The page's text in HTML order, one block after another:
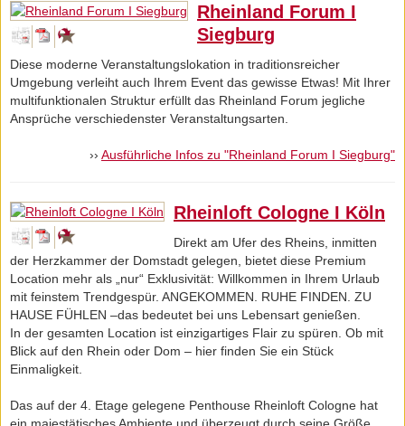
Rheinland Forum I
Siegburg
Diese moderne Veranstaltungslokation in traditionsreicher
Umgebung verleiht auch Ihrem Event das gewisse Etwas! Mit Ihrer
multifunktionalen Struktur erfüllt das Rheinland Forum jegliche
Ansprüche verschiedenster Veranstaltungsarten.
›› Ausführliche Infos zu "Rheinland Forum I Siegburg"
Rheinloft Cologne I Köln
Direkt am Ufer des Rheins, inmitten
der Herzkammer der Domstadt gelegen, bietet diese Premium
Location mehr als „nur“ Exklusivität: Willkommen in Ihrem Urlaub
mit feinstem Trendgespür. ANGEKOMMEN. RUHE FINDEN. ZU
HAUSE FÜHLEN –das bedeutet bei uns Lebensart genießen.
In der gesamten Location ist einzigartiges Flair zu spüren. Ob mit
Blick auf den Rhein oder Dom – hier finden Sie ein Stück
Einmaligkeit.
Das auf der 4. Etage gelegene Penthouse Rheinloft Cologne hat
ein majestätisches Ambiente und überzeugt durch seine Größe